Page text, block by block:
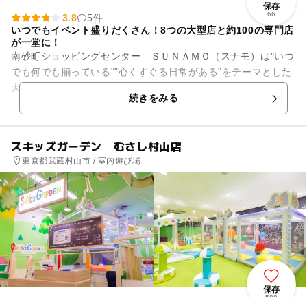
保存
66
3.8
5件
いつでもイベント盛りだくさん！8つの大型店と約100の専門店
が一堂に！
南砂町ショッピングセンター ＳＵＮＡＭＯ（スナモ）は"いつ
でも何でも揃っている""心くすぐる日常がある"をテーマとした
大型複合商業施設です。 8つの大型店と約１００の専門店が一
続きをみる
スキッズガーデン むさし村山店
東京都武蔵村山市 / 室内遊び場
保存